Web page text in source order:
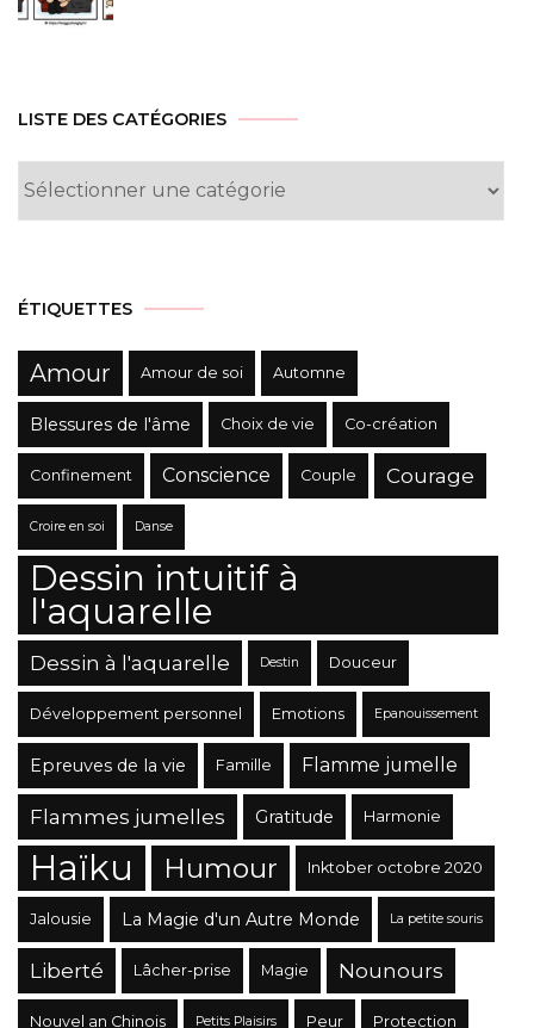
LISTE DES CATÉGORIES
Liste
ÉTIQUETTES
Amour Amour de soi Automne
Blessures de l'âme Choix de vie Co-création
Confinement Conscience Couple Courage
Croire en soi Danse
Dessin intuitif à
l'aquarelle
Dessin à l'aquarelle Destin Douceur
Développement personnel Emotions Epanouissement
Epreuves de la vie Famille Flamme jumelle
Flammes jumelles Gratitude Harmonie
Haïku Humour Inktober octobre 2020
Jalousie La Magie d'un Autre Monde La petite souris
Liberté Lâcher-prise Magie Nounours
Nouvel an Chinois Petits Plaisirs Peur Protection